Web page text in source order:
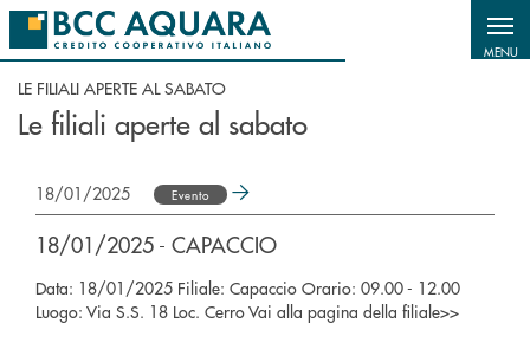
Salta al contenuto principale
MENU
LE FILIALI APERTE AL SABATO
Le filiali aperte al sabato
18/01/2025 Evento
18/01/2025 - CAPACCIO
Data: 18/01/2025 Filiale: Capaccio Orario: 09.00 - 12.00
Luogo: Via S.S. 18 Loc. Cerro Vai alla pagina della filiale>>